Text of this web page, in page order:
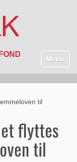
Toggle
flyttes
til